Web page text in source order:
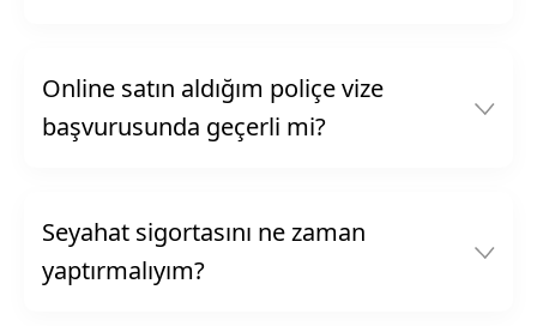
Online satın aldığım poliçe vize
başvurusunda geçerli mi?
Seyahat sigortasını ne zaman
yaptırmalıyım?